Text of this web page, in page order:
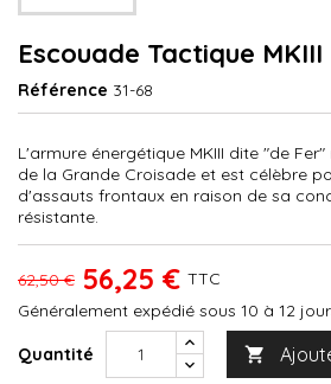
Escouade Tactique MKIII
Référence 31-68
L'armure énergétique MKIII dite "de
de la Grande Croisade et est célèbre
d'assauts frontaux en raison de sa
résistante.
62,50 € 56,25 € TTC
Généralement expédié sous 10 à 12
Quantité 